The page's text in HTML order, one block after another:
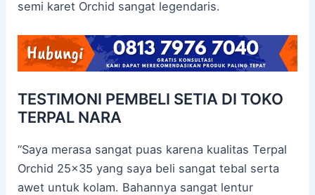
semi karet Orchid sangat legendaris.
TESTIMONI PEMBELI SETIA DI TOKO
TERPAL NARA
“Saya merasa sangat puas karena kualitas Terpal
Orchid 25×35 yang saya beli sangat tebal serta
awet untuk kolam. Bahannya sangat lentur